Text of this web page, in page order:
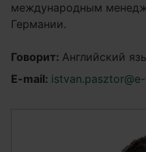
международным
Германии.
Говорит: Английский
E-mail: